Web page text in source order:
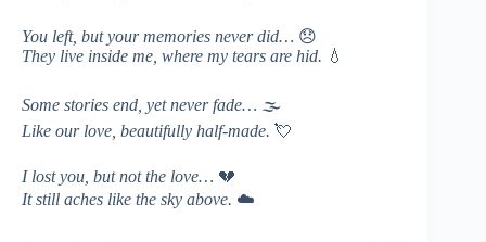
You left, but your memories never did… 😞
They live inside me, where my tears are hid. 💧
Some stories end, yet never fade… 🌫️
Like our love, beautifully half-made. 💘
I lost you, but not the love… 💔
It still aches like the sky above. ☁️